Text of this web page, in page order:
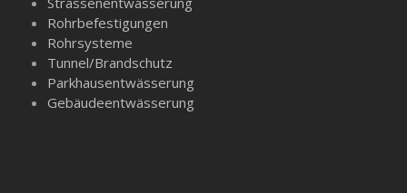
Rohrbefestigungen
Rohrsysteme
Tunnel/­Brandschutz
Parkhausentwässerung
Gebäudeentwässerung